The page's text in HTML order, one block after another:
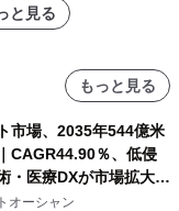
と見る
もっと見る
市場、2035年544億米
CAGR44.90％、低侵
・医療DXが市場拡大を
オーシャン